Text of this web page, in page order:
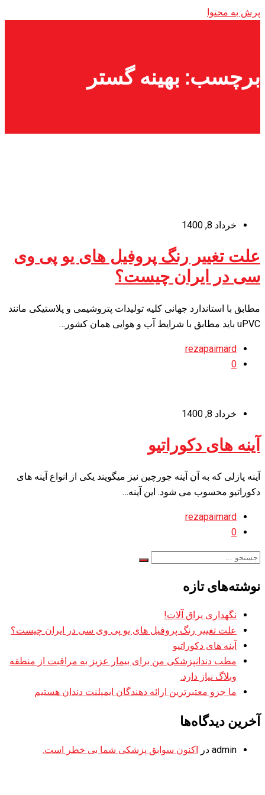
پرش به محتوا
برچسب: بهینه گستر
خرداد 8, 1400
علت تغییر رنگ پروفیل های یو پی وی
سی در ایران چیست؟
مطابق با استاندارد جهانی کلیه تولیدات پتروشیمی و پلاستیکی مانند
uPVC باید مطابق با شرایط آب و هوایی همان کشور…
rezapaimard
0
خرداد 8, 1400
آینه های دکوراتیو
آینه پازلی که به آن آینه جورچین نیز میگویند یکی از انواع آینه های
دکوراتیو محسوب می شود. این آینه…
rezapaimard
0
نوشته‌های تازه
نگهداری یراق آلات!
علت تغییر رنگ پروفیل های یو پی وی سی در ایران چیست؟
آینه های دکوراتیو
مطب دندانپزشکی من برای بیمار عزیز به مراقبت از منطقه
وبلاگ نیاز دارد.
ما جزو معتبرترین ارائه دهندگان ایمپلنت دندان هستیم
آخرین دیدگاه‌ها
admin در اکنون سوابق پزشکی شما بی خطر است.